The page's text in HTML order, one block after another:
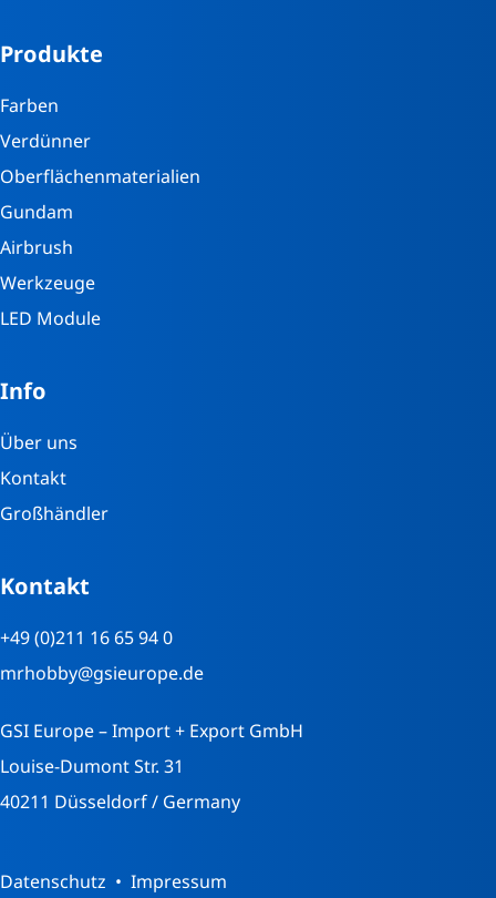
Produkte
Farben
Verdünner
Oberflächenmaterialien
Gundam
Airbrush
Werkzeuge
LED Module
Info
Über uns
Kontakt
Großhändler
Kontakt
+49 (0)211 16 65 94 0
mrhobby@gsieurope.de
GSI Europe – Import + Export GmbH
Louise-Dumont Str. 31
40211 Düsseldorf / Germany
Datenschutz Impressum